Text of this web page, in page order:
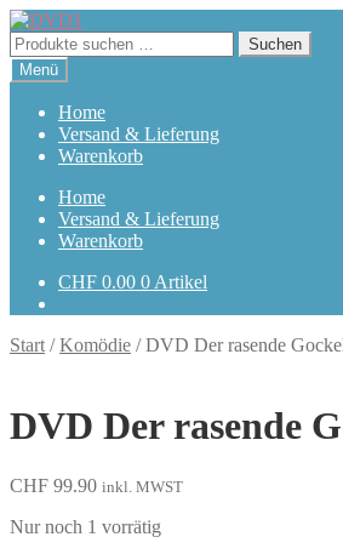
Zur
Navigation
springen
Zum
Inhalt
springen
Suchen
nach:
Suchen
Menü
Home
Versand & Lieferung
Warenkorb
Home
Versand & Lieferung
Warenkorb
CHF 0.00 0 Artikel
Start /Komödie /DVD Der rasende
DVD Der rasende
CHF 99.90 inkl. MWST
Nur noch 1 vorrätig